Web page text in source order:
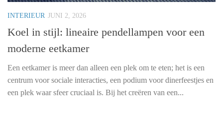
INTERIEUR JUNI 2, 2026
Koel in stijl: lineaire pendellampen voor een
moderne eetkamer
Een eetkamer is meer dan alleen een plek om te eten; het is een
centrum voor sociale interacties, een podium voor dinerfeestjes en
een plek waar sfeer cruciaal is. Bij het creëren van een...